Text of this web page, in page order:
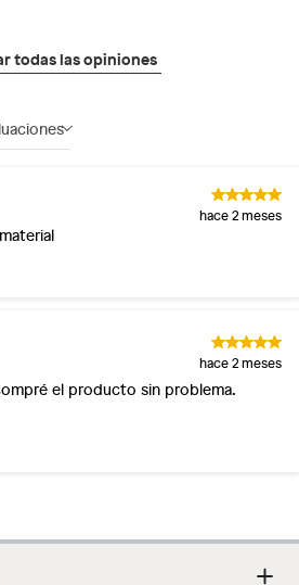
todas las opiniones
hace 2 meses
Super comodas y buen material
hace 2 meses
el producto sin problema.